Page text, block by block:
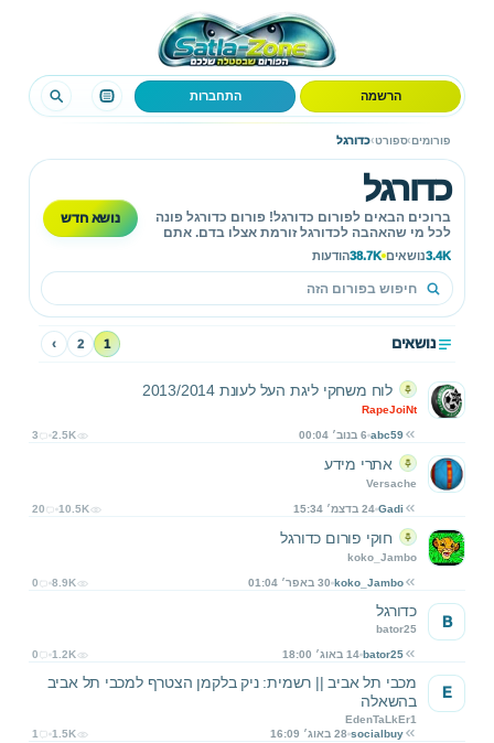
הרשמה התחברות
פורומים›ספורט›כדורגל
כדורגל
ברוכים הבאים לפורום כדורגל! פורום כדורגל פונה
לכל מי שהאהבה לכדורגל זורמת אצלו בדם. אתם
מוזמנים לכתוב על המשחקים השונים, על
השחקנים והמאמנים.
3.4Kנושאים 38.7Kהודעות
נושא חדש
נושאים 1
2
›
לוח משחקי ליגת העל לעונת 2013/2014
RapeJoiNt
abc59 6 בנוב׳ 00:04 3 2.5K
אתרי מידע
Versache
Gadi 24 בדצמ׳ 15:34 20 10.5K
חוקי פורום כדורגל
koko_Jambo
koko_Jambo 30 באפר׳ 01:04 0 8.9K
כדורגל
bator25
bator25 14 באוג׳ 18:00 0 1.2K
B
מכבי תל אביב || רשמית: ניק בלקמן הצטרף למכבי תל אביב
בהשאלה
EdenTaLkEr1
socialbuy 28 באוג׳ 16:09 1 1.5K
E